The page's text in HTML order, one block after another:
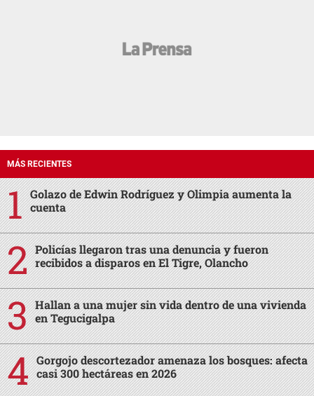
MÁS RECIENTES
Golazo de Edwin Rodríguez y Olimpia aumenta la
cuenta
Policías llegaron tras una denuncia y fueron
recibidos a disparos en El Tigre, Olancho
Hallan a una mujer sin vida dentro de una vivienda
en Tegucigalpa
Gorgojo descortezador amenaza los bosques: afecta
casi 300 hectáreas en 2026